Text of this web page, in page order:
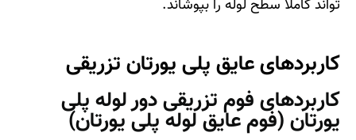
تواند کاملا سطح لوله را بپوشاند.
کاربردهای عایق پلی یورتان تزریقی
کاربردهای فوم تزریقی دور لوله پلی
یورتان (فوم عایق لوله پلی یورتان)